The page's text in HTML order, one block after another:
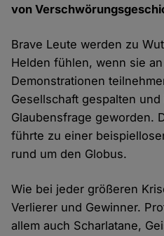
von
Brave Leute werden zu
Helden fühlen, wenn sie
Demonstrationen
Gesellschaft gespalten
Glaubensfrage geworden.
führte zu einer
rund um den Globus.
Wie bei jeder größeren
Verlierer und Gewinner.
allem auch Scharlatane,